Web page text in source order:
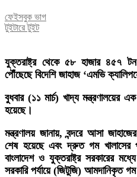
ফেইসবুক ভাগ
টুইটারে টুইট
যুক্তরাষ্ট্র থেকে ৫৮ হাজার ৪৫৭ টন
পৌঁছেছে বিদেশি জাহাজ ‘এমভি
বুধবার (১১ মার্চ) খাদ্য মন্ত্রণালয়ের
হয়েছে।
মন্ত্রণালয় জানায়, বন্দরে আসা
শেষ হয়েছে এবং দ্রুত গম খালাসের
বাংলাদেশ ও যুক্তরাষ্ট্র সরকারের
সরকারি পর্যায়ে (জিটুজি) আমদানিকৃত